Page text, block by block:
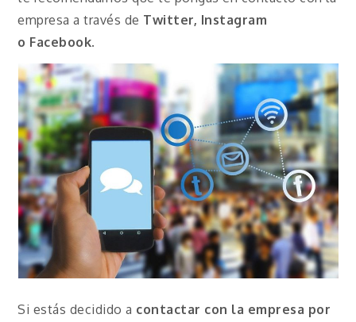
empresa a través de Twitter, Instagram
o Facebook.
Si estás decidido a contactar con la empresa por